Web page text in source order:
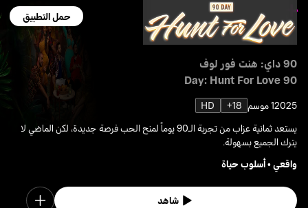
حمل التطبيق
90 داي: هنت فور لوف
90 Day: Hunt For Love
20251 موسم 18+
HD
يستعد ثمانية عزاب من تجربة الـ90 يوماً لمنح الحب فرصة جديدة، لكن الماضي لا
يترك الجميع بسهولة.
واقعي•أسلوب حياة
شاهد